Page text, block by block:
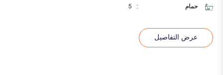
حمام :
5
عرض التفاصيل